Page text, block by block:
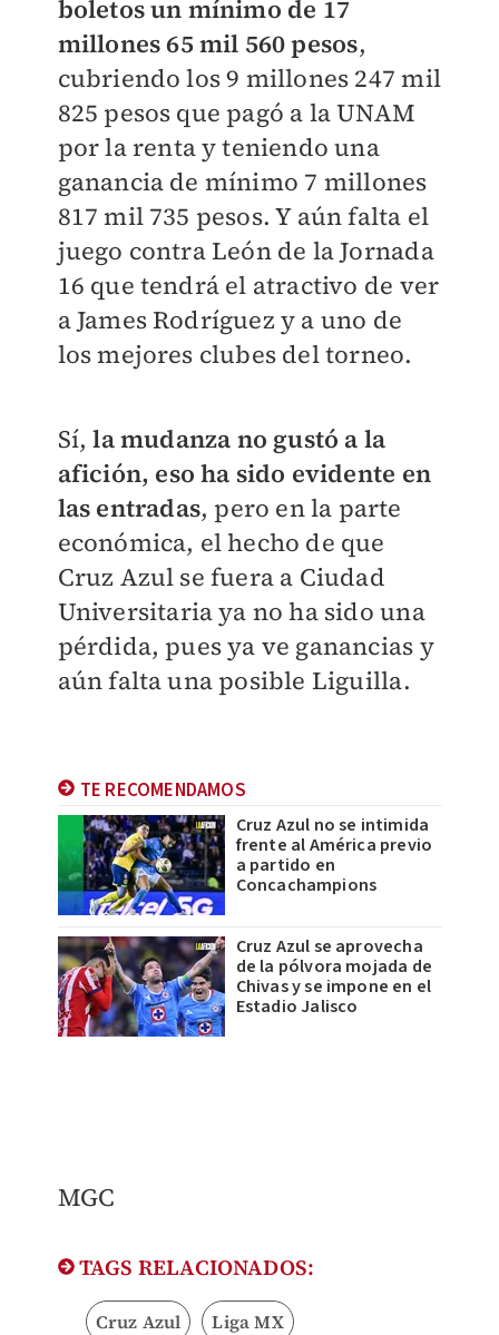
boletos un mínimo de 17
millones 65 mil 560 pesos,
cubriendo los 9 millones 247 mil
825 pesos que pagó a la UNAM
por la renta y teniendo una
ganancia de mínimo 7 millones
817 mil 735 pesos. Y aún falta el
juego contra León de la Jornada
16 que tendrá el atractivo de ver
a James Rodríguez y a uno de
los mejores clubes del torneo.
Sí,la mudanza no gustó a la
afición, eso ha sido evidente en
las entradas, pero en la parte
económica, el hecho de que
Cruz Azul se fuera a Ciudad
Universitaria ya no ha sido una
pérdida, pues ya ve ganancias y
aún falta una posible Liguilla.
TE RECOMENDAMOS
Cruz Azul no se intimida
frente al América previo
a partido en
Concachampions
Cruz Azul se aprovecha
de la pólvora mojada de
Chivas y se impone en el
Estadio Jalisco
MGC
TAGS RELACIONADOS:
Cruz Azul Liga MX